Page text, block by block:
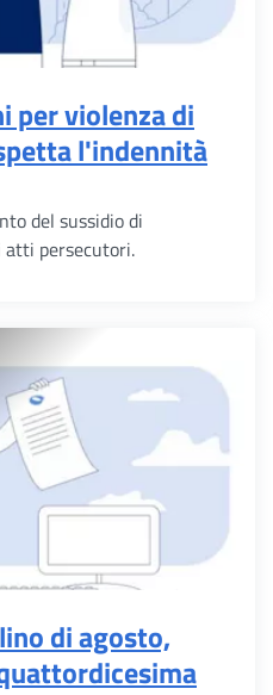
per violenza di
l'indennità
del sussidio di
atti persecutori.
di agosto,